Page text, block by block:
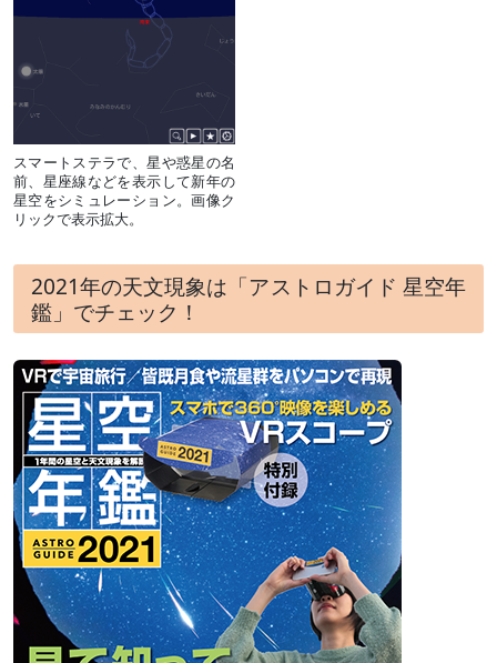
スマートステラで、星や惑星の名
前、星座線などを表示して新年の
星空をシミュレーション。画像ク
リックで表示拡大。
2021年の天文現象は「アストロガイド 星空年
鑑」でチェック！